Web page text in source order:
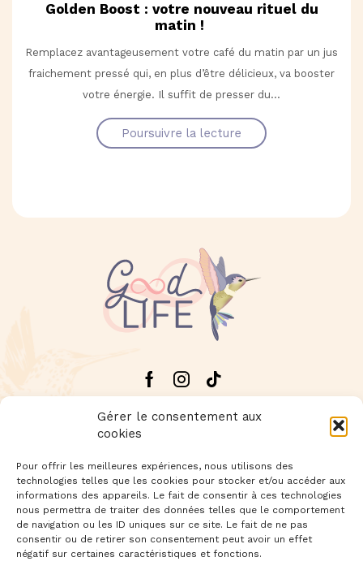
Gérer le consentement aux
cookies
Pour offrir les meilleures expériences, nous utilisons des
technologies telles que les cookies pour stocker et/ou accéder aux
informations des appareils. Le fait de consentir à ces technologies
nous permettra de traiter des données telles que le comportement
de navigation ou les ID uniques sur ce site. Le fait de ne pas
consentir ou de retirer son consentement peut avoir un effet
négatif sur certaines caractéristiques et fonctions.
Golden Boost : votre nouveau rituel du
matin !
Remplacez avantageusement votre café du matin par un jus
fraichement pressé qui, en plus d’être délicieux, va booster
votre énergie. Il suffit de presser du...
Poursuivre la lecture
Facebook
Instagram
Tik-
tok
Livraison offerte dès 60€ d'achat
Newsletter: Inscrivez-vous à notre newsletter